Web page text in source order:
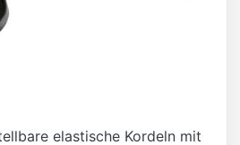
elastische Kordeln mit